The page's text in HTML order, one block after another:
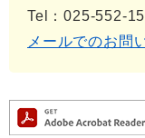
Tel：025-552-
メールでのお問